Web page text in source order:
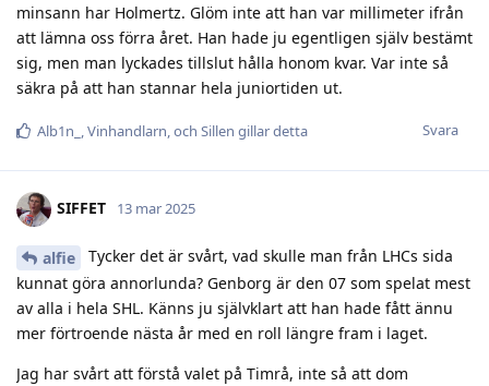
minsann har Holmertz. Glöm inte att han var millimeter ifrån
att lämna oss förra året. Han hade ju egentligen själv bestämt
sig, men man lyckades tillslut hålla honom kvar. Var inte så
säkra på att han stannar hela juniortiden ut.
Svara
Alb1n_ ,Vinhandlarn, och Sillen gillar detta
SIFFET 13 mar 2025
alfie
Tycker det är svårt, vad skulle man från LHCs sida
kunnat göra annorlunda? Genborg är den 07 som spelat mest
av alla i hela SHL. Känns ju självklart att han hade fått ännu
mer förtroende nästa år med en roll längre fram i laget.
Jag har svårt att förstå valet på Timrå, inte så att dom